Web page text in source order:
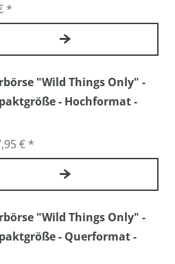
*
"Wild Things Only" -
- Hochformat -
€ *
"Wild Things Only" -
- Querformat -